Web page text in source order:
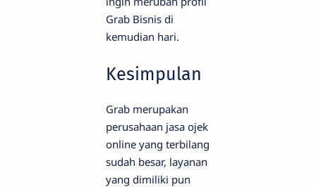
Grab Bisnis di
kemudian hari.
Kesimpulan
Grab merupakan
perusahaan jasa ojek
online yang terbilang
sudah besar, layanan
yang dimiliki pun